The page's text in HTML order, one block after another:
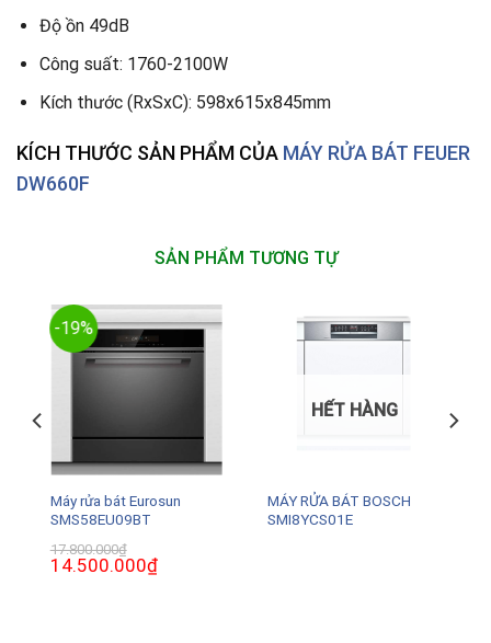
Độ ồn 49dB
Công suất: 1760-2100W
Kích thước (RxSxC): 598x615x845mm
KÍCH THƯỚC SẢN PHẨM CỦA MÁY RỬA BÁT FEUER
DW660F
SẢN PHẨM TƯƠNG TỰ
-19%
Máy rửa bát Eurosun
SMS58EU09BT
17.800.000₫
Giá
gốc
14.500.000₫Giá
hiện
HẾT HÀNG
MÁY RỬA BÁT BOSCH
SMI8YCS01E